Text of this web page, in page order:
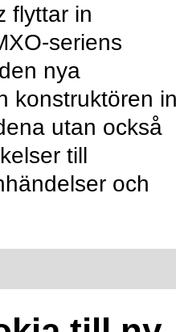
flyttar in
seriens
nya
konstruktören
utan också
till
och